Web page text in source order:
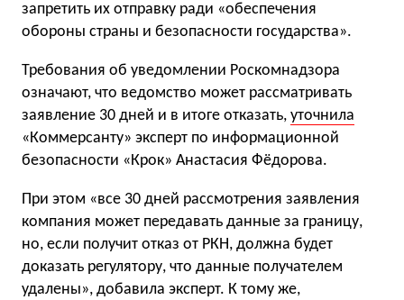
запретить их отправку ради «обеспечения
обороны страны и безопасности государства».
Требования об уведомлении Роскомнадзора
означают, что ведомство может рассматривать
заявление 30 дней и в итоге отказать, уточнила
«Коммерсанту» эксперт по информационной
безопасности «Крок» Анастасия Фёдорова.
При этом «все 30 дней рассмотрения заявления
компания может передавать данные за границу,
но, если получит отказ от РКН, должна будет
доказать регулятору, что данные получателем
удалены», добавила эксперт. К тому же,